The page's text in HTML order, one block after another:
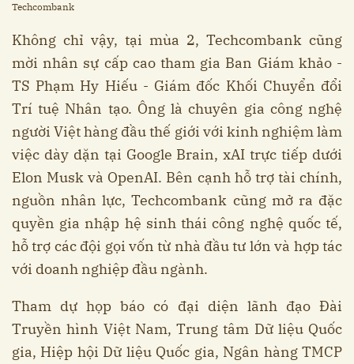
Techcombank
Không chỉ vậy, tại mùa 2, Techcombank cũng
mời nhân sự cấp cao tham gia Ban Giám khảo -
TS Phạm Hy Hiếu - Giám đốc Khối Chuyển đổi
Trí tuệ Nhân tạo. Ông là chuyên gia công nghệ
người Việt hàng đầu thế giới với kinh nghiệm làm
việc dày dặn tại Google Brain, xAI trực tiếp dưới
Elon Musk và OpenAI. Bên cạnh hỗ trợ tài chính,
nguồn nhân lực, Techcombank cũng mở ra đặc
quyền gia nhập hệ sinh thái công nghệ quốc tế,
hỗ trợ các đội gọi vốn từ nhà đầu tư lớn và hợp tác
với doanh nghiệp đầu ngành.
Tham dự họp báo có đại diện lãnh đạo Đài
Truyền hình Việt Nam, Trung tâm Dữ liệu Quốc
gia, Hiệp hội Dữ liệu Quốc gia, Ngân hàng TMCP